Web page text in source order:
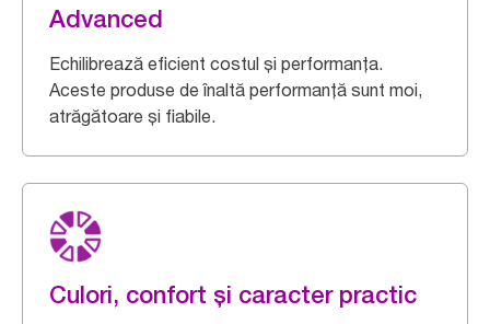
Advanced
Echilibrează eficient costul și performanța.
Aceste produse de înaltă performanță sunt moi,
atrăgătoare și fiabile.
Culori, confort și caracter practic